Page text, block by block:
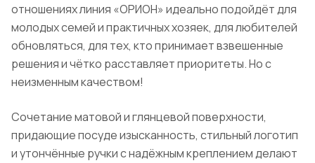
отношениях линия «ОРИОН» идеально подойдёт для
молодых семей и практичных хозяек, для любителей
обновляться, для тех, кто принимает взвешенные
решения и чётко расставляет приоритеты. Но с
неизменным качеством!
Сочетание матовой и глянцевой поверхности,
придающие посуде изысканность, стильный логотип
и утончённые ручки с надёжным креплением делают